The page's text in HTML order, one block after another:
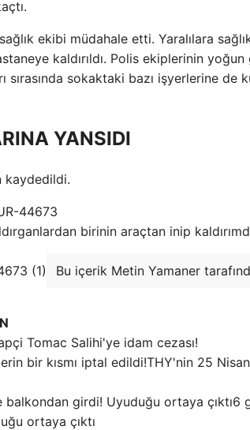
ekibi müdahale etti. Yaralılara
kaldırıldı. Polis ekiplerinin yoğun
sırasında sokaktaki bazı işyerlerine de
YANSIDI
kaydedildi.
birinin araçtan inip
Bu içerik Metin Yamaner
Tomac Salihi'ye idam cezası!
THY'nin 25
6
ortaya çıktı